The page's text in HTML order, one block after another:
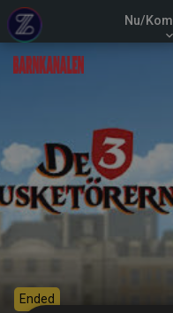
Nu/
keyboard_arrow_down
Ended